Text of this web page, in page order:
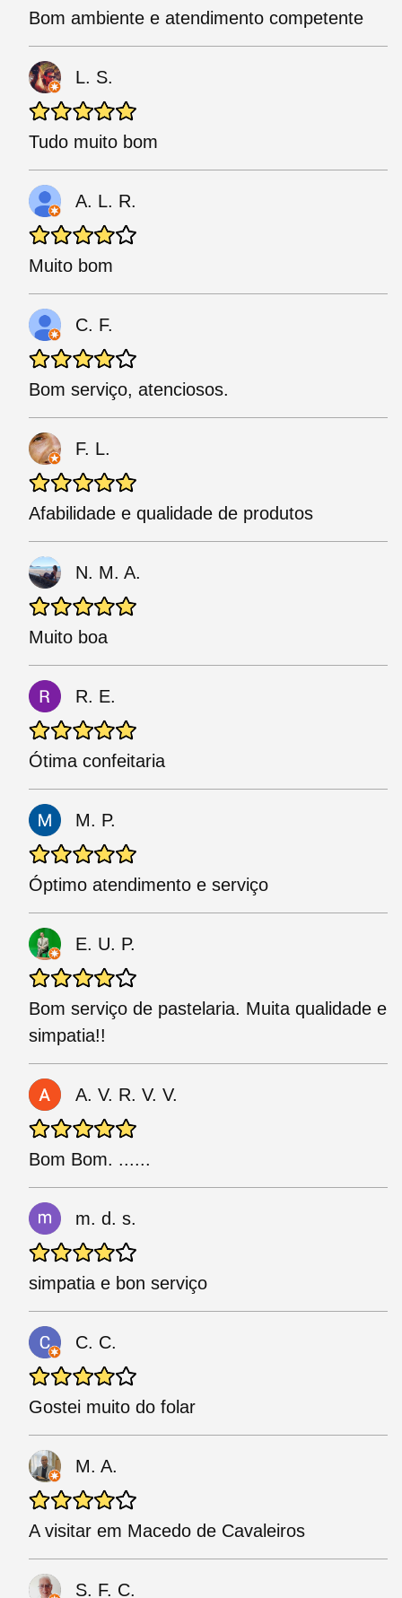
Bom ambiente e atendimento competente
L. S.
Tudo muito bom
A. L. R.
Muito bom
C. F.
Bom serviço, atenciosos.
F. L.
Afabilidade e qualidade de produtos
N. M. A.
Muito boa
R. E.
Ótima confeitaria
M. P.
Óptimo atendimento e serviço
E. U. P.
Bom serviço de pastelaria. Muita qualidade e
simpatia!!
A. V. R. V. V.
Bom Bom. ......
m. d. s.
simpatia e bon serviço
C. C.
Gostei muito do folar
M. A.
A visitar em Macedo de Cavaleiros
S. F. C.